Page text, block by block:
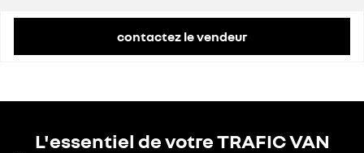
contactez le vendeur
L'essentiel de votre TRAFIC VAN